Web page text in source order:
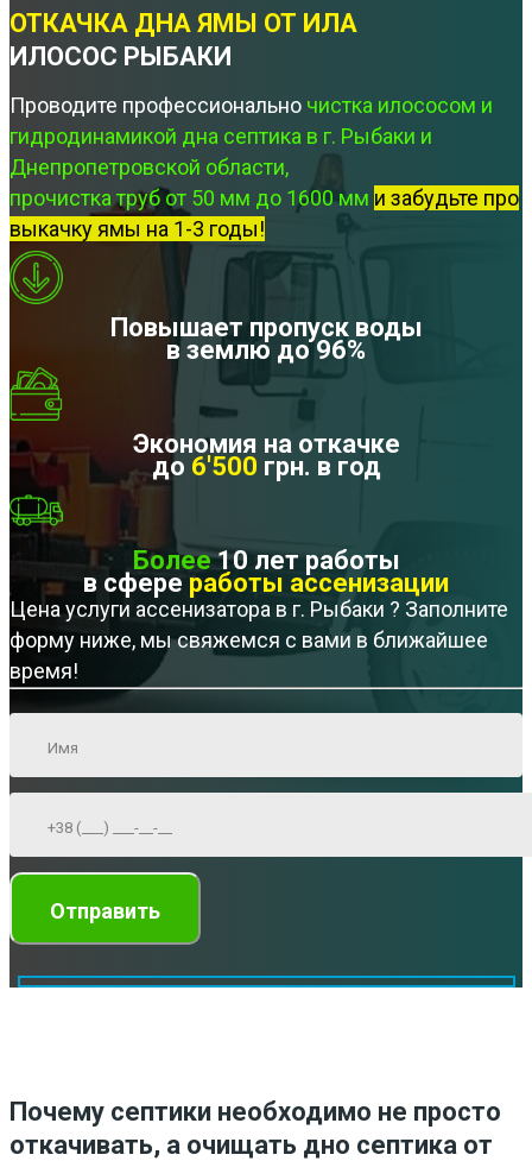
ОТКАЧКА ДНА ЯМЫ ОТ ИЛА
ИЛОСОС РЫБАКИ
Проводите профессионально чистка илососом и
гидродинамикой дна септика в г. Рыбаки и
Днепропетровской области,
прочистка труб от 50 мм до 1600 мм и забудьте про
выкачку ямы на 1-3 годы!
Повышает пропуск воды
в землю до 96%
Экономия на откачке
до 6'500 грн. в год
Более10 лет работы
в сфере работы ассенизации
Цена услуги ассенизатора в г. Рыбаки ? Заполните
форму ниже, мы свяжемся с вами в ближайшее
время!
Почему септики необходимо не просто
откачивать, а очищать дно септика от